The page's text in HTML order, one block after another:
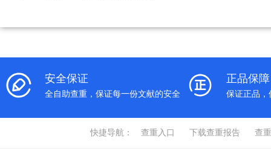
安全保证
全自助查重，保证每一份文献的安全
正品保障
保证正品，
快捷导航： 查重入口 下载查重报告 查